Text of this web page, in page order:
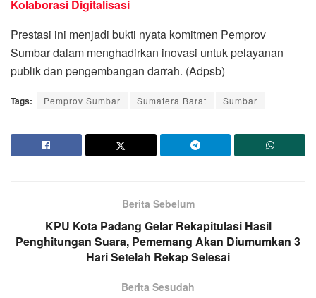
Kolaborasi Digitalisasi
Prestasi ini menjadi bukti nyata komitmen Pemprov
Sumbar dalam menghadirkan inovasi untuk pelayanan
publik dan pengembangan darrah. (Adpsb)
Tags: Pemprov Sumbar Sumatera Barat Sumbar
Berita Sebelum
KPU Kota Padang Gelar Rekapitulasi Hasil
Penghitungan Suara, Pememang Akan Diumumkan 3
Hari Setelah Rekap Selesai
Berita Sesudah